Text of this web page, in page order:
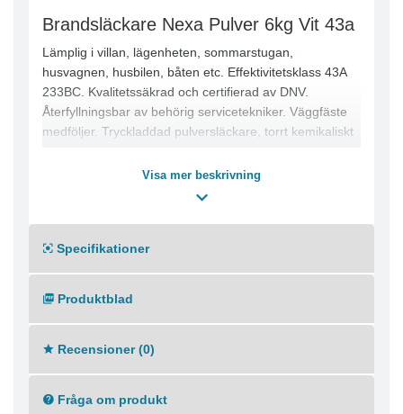
Brandsläckare Nexa Pulver 6kg Vit 43a
Lämplig i villan, lägenheten, sommarstugan,
husvagnen, husbilen, båten etc. Effektivitetsklass 43A
233BC. Kvalitetssäkrad och certifierad av DNV.
Återfyllningsbar av behörig servicetekniker. Väggfäste
medföljer. Tryckladdad pulversläckare, torrt kemikaliskt
gång/år. Släckaren är typgodkänd enligt SS-EN3-7.
- Effektivitetsklass: 43A 233B C
- Tömningstid: 17 sekunder
- Färg: Vit
Visa mer beskrivning
Specifikationer
Produktblad
Recensioner (0)
Fråga om produkt